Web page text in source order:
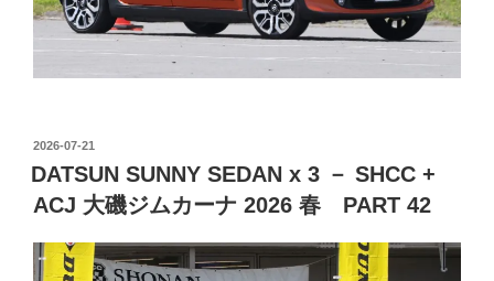
投
稿
日:
2026-07-21
DATSUN SUNNY SEDAN x 3 － SHCC +
ACJ 大磯ジムカーナ 2026 春 PART 42